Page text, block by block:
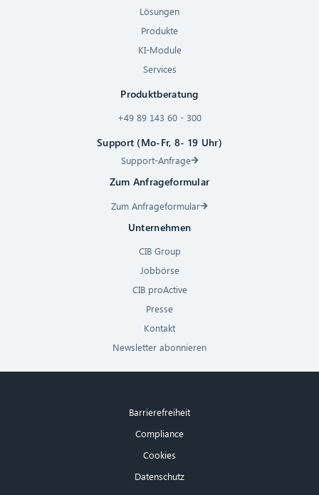
Lösungen
Produkte
KI-Module
Services
Produktberatung
+49 89 143 60 - 300
Support (Mo-Fr, 8- 19 Uhr)
Support-Anfrage
Zum Anfrageformular
Zum Anfrageformular
Unternehmen
CIB Group
Jobbörse
CIB proActive
Presse
Kontakt
Newsletter abonnieren
Barrierefreiheit
Compliance
Cookies
Datenschutz